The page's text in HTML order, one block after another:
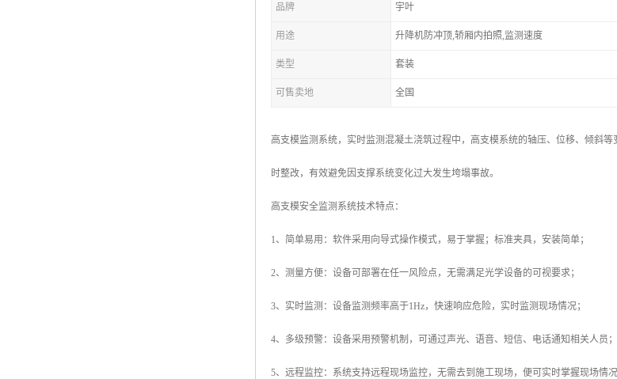
品牌 宇叶
用途 升降机防冲顶,轿厢内拍照,监测速度
类型 套装
可售卖地 全国
高支模监测系统，实时监测混凝土浇筑过程中，高支模系统的轴压、位移、倾斜
时整改，有效避免因支撑系统变化过大发生垮塌事故。
高支模安全监测系统技术特点：
1、简单易用：软件采用向导式操作模式，易于掌握；标准夹具，安装简单；
2、测量方便：设备可部署在任一风险点，无需满足光学设备的可视要求；
3、实时监测：设备监测频率高于1Hz，快速响应危险，实时监测现场情况；
4、多级预警：设备采用预警机制，可通过声光、语音、短信、电话通知相关人员；
5、远程监控：系统支持远程现场监控，无需去到施工现场，便可实时掌握现场情况